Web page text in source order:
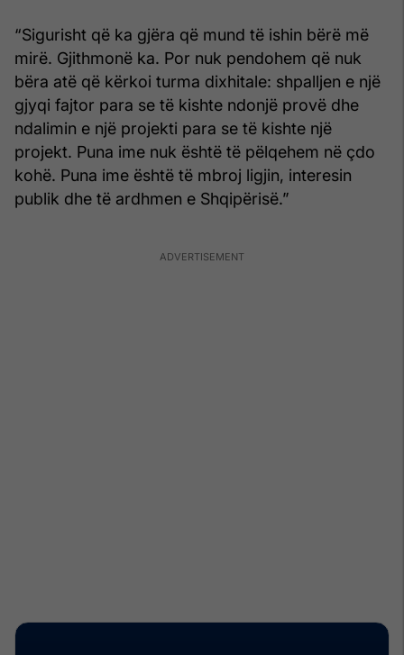
“Sigurisht që ka gjëra që mund të ishin bërë më
mirë. Gjithmonë ka. Por nuk pendohem që nuk
bëra atë që kërkoi turma dixhitale: shpalljen e një
gjyqi fajtor para se të kishte ndonjë provë dhe
ndalimin e një projekti para se të kishte një
projekt. Puna ime nuk është të pëlqehem në çdo
kohë. Puna ime është të mbroj ligjin, interesin
publik dhe të ardhmen e Shqipërisë.”